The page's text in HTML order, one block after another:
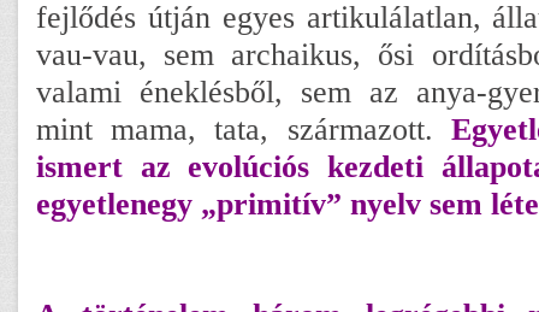
fejlődés útján egyes artikulálatlan,
vau-vau, sem archaikus, ősi
valami éneklésből, sem az anya-
mint mama, tata, származott.
ismert az evolúciós kezdeti
egyetlenegy „primitív” nyelv sem